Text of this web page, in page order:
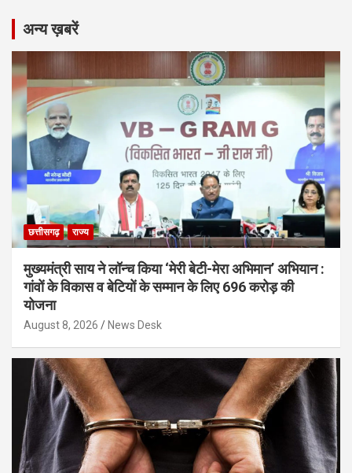
अन्य ख़बरें
छत्तीसगढ़ राज्य
मुख्यमंत्री साय ने लॉन्च किया ‘मेरी बेटी-मेरा अभिमान’ अभियान :
गांवों के विकास व बेटियों के सम्मान के लिए 696 करोड़ की
योजना
August 8, 2026 News Desk